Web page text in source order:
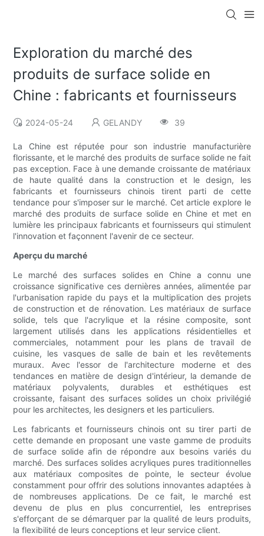
Exploration du marché des
produits de surface solide en
Chine : fabricants et fournisseurs
2024-05-24 GELANDY 39
La Chine est réputée pour son industrie manufacturière
florissante, et le marché des produits de surface solide ne fait
pas exception. Face à une demande croissante de matériaux
de haute qualité dans la construction et le design, les
fabricants et fournisseurs chinois tirent parti de cette
tendance pour s'imposer sur le marché. Cet article explore le
marché des produits de surface solide en Chine et met en
lumière les principaux fabricants et fournisseurs qui stimulent
l'innovation et façonnent l'avenir de ce secteur.
Aperçu du marché
Le marché des surfaces solides en Chine a connu une
croissance significative ces dernières années, alimentée par
l'urbanisation rapide du pays et la multiplication des projets
de construction et de rénovation. Les matériaux de surface
solide, tels que l'acrylique et la résine composite, sont
largement utilisés dans les applications résidentielles et
commerciales, notamment pour les plans de travail de
cuisine, les vasques de salle de bain et les revêtements
muraux. Avec l'essor de l'architecture moderne et des
tendances en matière de design d'intérieur, la demande de
matériaux polyvalents, durables et esthétiques est
croissante, faisant des surfaces solides un choix privilégié
pour les architectes, les designers et les particuliers.
Les fabricants et fournisseurs chinois ont su tirer parti de
cette demande en proposant une vaste gamme de produits
de surface solide afin de répondre aux besoins variés du
marché. Des surfaces solides acryliques pures traditionnelles
aux matériaux composites de pointe, le secteur évolue
constamment pour offrir des solutions innovantes adaptées à
de nombreuses applications. De ce fait, le marché est
devenu de plus en plus concurrentiel, les entreprises
s'efforçant de se démarquer par la qualité de leurs produits,
la flexibilité de leurs conceptions et leur service client.